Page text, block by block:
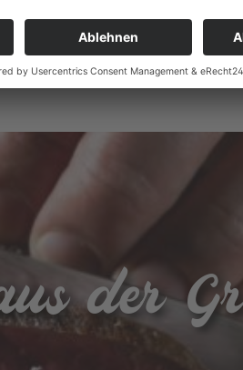
Die
regelmäßig
der